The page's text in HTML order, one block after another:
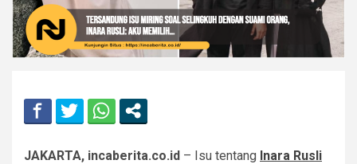
JAKARTA, incaberita.co.id – Isu tentang Inara Rusli